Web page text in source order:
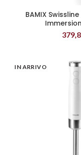
LEGGI
BAMIX
IN ARRIVO